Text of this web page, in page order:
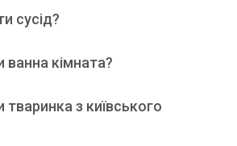
сусід?
ванна кімната?
тваринка з київського